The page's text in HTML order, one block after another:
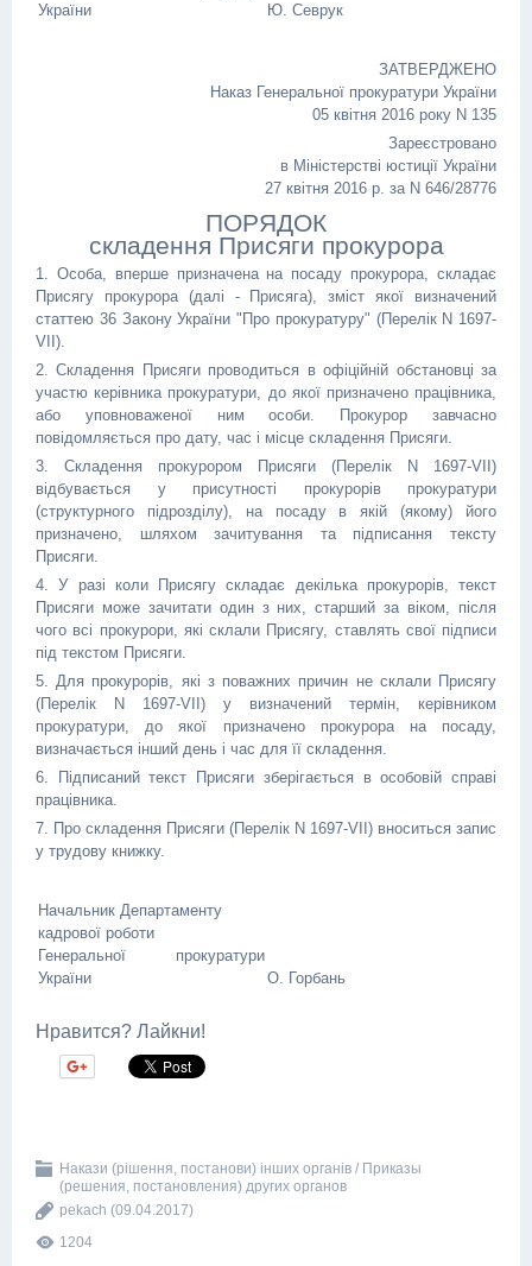
України
Ю. Севрук
ЗАТВЕРДЖЕНО
Наказ Генеральної прокуратури України
05 квітня 2016 року N 135
Зареєстровано
в Міністерстві юстиції України
27 квітня 2016 р. за N 646/28776
ПОРЯДОК
складення Присяги прокурора
1. Особа, вперше призначена на посаду прокурора, складає
Присягу прокурора (далі - Присяга), зміст якої визначений
статтею 36 Закону України "Про прокуратуру" (Перелік N 1697-
VII).
2. Складення Присяги проводиться в офіційній обстановці за
участю керівника прокуратури, до якої призначено працівника,
або уповноваженої ним особи. Прокурор завчасно
повідомляється про дату, час і місце складення Присяги.
3. Складення прокурором Присяги (Перелік N 1697-VII)
відбувається у присутності прокурорів прокуратури
(структурного підрозділу), на посаду в якій (якому) його
призначено, шляхом зачитування та підписання тексту
Присяги.
4. У разі коли Присягу складає декілька прокурорів, текст
Присяги може зачитати один з них, старший за віком, після
чого всі прокурори, які склали Присягу, ставлять свої підписи
під текстом Присяги.
5. Для прокурорів, які з поважних причин не склали Присягу
(Перелік N 1697-VII) у визначений термін, керівником
прокуратури, до якої призначено прокурора на посаду,
визначається інший день і час для її складення.
6. Підписаний текст Присяги зберігається в особовій справі
працівника.
7. Про складення Присяги (Перелік N 1697-VII) вноситься запис
у трудову книжку.
Начальник Департаменту
кадрової роботи
Генеральної прокуратури
України
О. Горбань
Нравится? Лайкни!
Накази (рішення, постанови) інших органів / Приказы
(решения, постановления) других органов
pekach (09.04.2017)
1204